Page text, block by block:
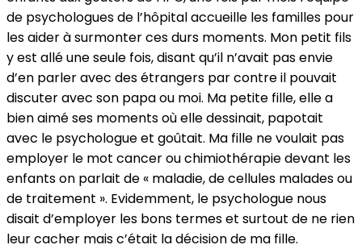
de psychologues de l’hôpital accueille les familles pour
les aider à surmonter ces durs moments. Mon petit fils
y est allé une seule fois, disant qu’il n’avait pas envie
d’en parler avec des étrangers par contre il pouvait
discuter avec son papa ou moi. Ma petite fille, elle a
bien aimé ses moments où elle dessinait, papotait
avec le psychologue et goûtait. Ma fille ne voulait pas
employer le mot cancer ou chimiothérapie devant les
enfants on parlait de « maladie, de cellules malades ou
de traitement ». Evidemment, le psychologue nous
disait d’employer les bons termes et surtout de ne rien
leur cacher mais c’était la décision de ma fille.